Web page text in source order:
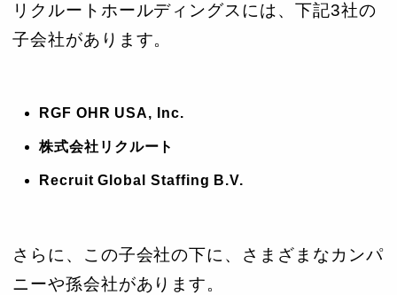
リクルートホールディングスには、下記3社の
子会社があります。
RGF OHR USA, Inc.
株式会社リクルート
Recruit Global Staffing B.V.
さらに、この子会社の下に、さまざまなカンパ
ニーや孫会社があります。